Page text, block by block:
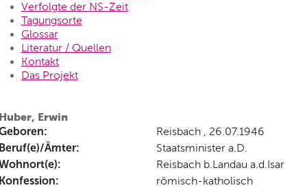
Verfolgte der NS-Zeit
Tagungsorte
Glossar
Literatur / Quellen
Kontakt
Das Projekt
Erwin
Reisbach , 26.07.1946
Ämter: Staatsminister a.D.
Reisbach b.Landau a.d.Isar
römisch-katholisch